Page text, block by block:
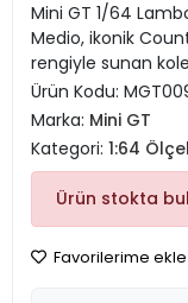
Mini GT 1/64
Medio, ikonik
rengiyle sunan
Ürün Kodu:
Marka: Mini GT
Kategori: 1:64
Ürün stokta
Favorilerime ekle